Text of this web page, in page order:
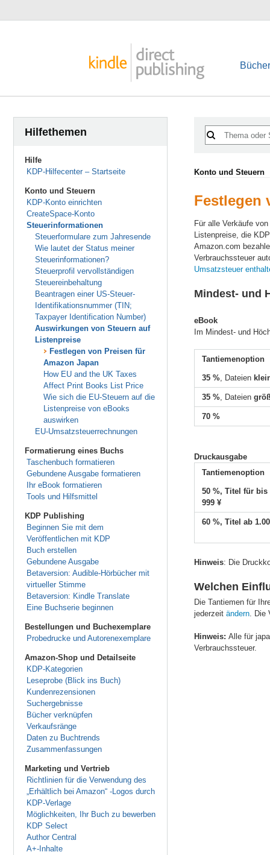
Hilfethemen
Hilfe
KDP-Hilfecenter – Startseite
Konto und Steuern
KDP-Konto einrichten
CreateSpace-Konto
Steuerinformationen
Steuerformulare zum Jahresende
Wie lautet der Status meiner
Steuerinformationen?
Steuerprofil vervollständigen
Steuereinbehaltung
Beantragen einer US-Steuer-
Identifikationsnummer (TIN;
Taxpayer Identification Number)
Auswirkungen von Steuern auf
Listenpreise
Festlegen von Preisen für
Amazon Japan
How EU and the UK Taxes
Affect Print Books List Price
Wie sich die EU-Steuern auf die
Listenpreise von eBooks
auswirken
EU-Umsatzsteuerrechnungen
Formatierung eines Buchs
Taschenbuch formatieren
Gebundene Ausgabe formatieren
Ihr eBook formatieren
Tools und Hilfsmittel
KDP Publishing
Beginnen Sie mit dem
Veröffentlichen mit KDP
Buch erstellen
Gebundene Ausgabe
Betaversion: Audible-Hörbücher mit
virtueller Stimme
Betaversion: Kindle Translate
Eine Buchserie beginnen
Bestellungen und Buchexemplare
Probedrucke und Autorenexemplare
Amazon-Shop und Detailseite
KDP-Kategorien
Leseprobe (Blick ins Buch)
Kundenrezensionen
Suchergebnisse
Bücher verknüpfen
Verkaufsränge
Daten zu Buchtrends
Zusammenfassungen
Marketing und Vertrieb
Richtlinien für die Verwendung des
„Erhältlich bei Amazon“ -Logos durch
KDP-Verlage
Möglichkeiten, Ihr Buch zu bewerben
KDP Select
Author Central
A+-Inhalte
Konto und Steuern
Festlegen
Für alle Verkäufe
Listenpreise, die
Amazon.com
Verbrauchssteuer
Umsatzsteuer
Mindest- und
eBook
Im Mindest- und
Tantiemenoption
35 %, Dateien
35 %, Dateien
70 %
Druckausgabe
Tantiemenoption
50 %, Titel für bis
999 ¥
60 %, Titel ab
Hinweis: Die
Welchen
Die Tantiemen für
jederzeit ändern. Die
Hinweis: Alle für
Verbrauchssteuer.